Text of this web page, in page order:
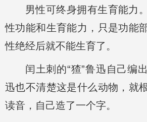
男性可终身拥有生育能力
性功能和生育能力，只是功能
性绝经后就不能生育了。
闰土刺的“猹”鲁迅自己编
迅也不清楚这是什么动物，就
读音，自己造了一个字。